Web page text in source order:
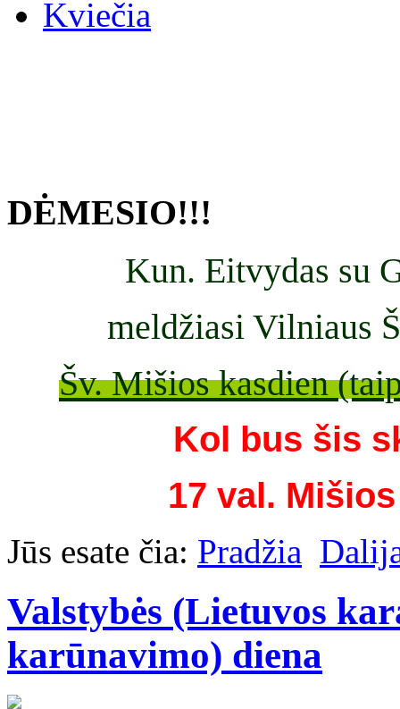
Kviečia
DĖMESIO!!!
Kun. Eitvydas su
meldžiasi Vilniaus
Šv. Mišios kasdien
Kol bus šis
17 val.
Jūs esate čia: Pradžia
Valstybės (Lietuvos
karūnavimo) diena